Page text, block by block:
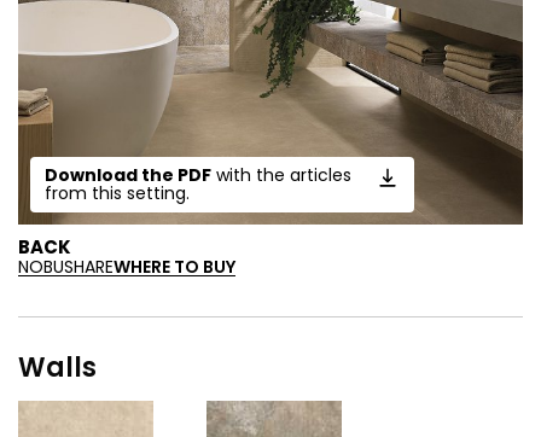
Download the PDF with the articles
from this setting.
BACK
NOBUSHAREWHERE TO BUY
Walls